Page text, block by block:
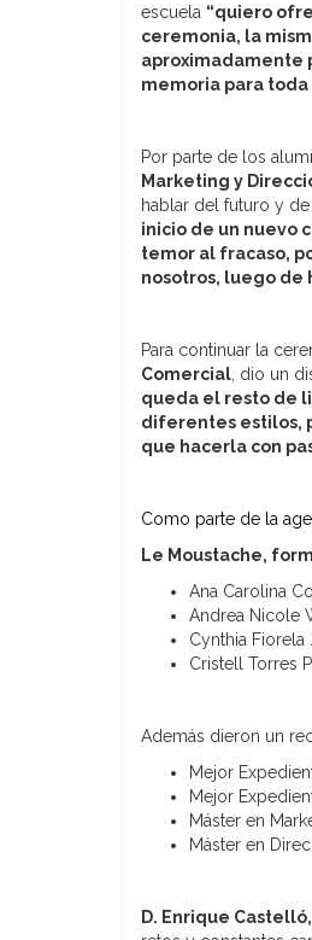
escuela “quiero
ceremonia, la
aproximadamente
memoria para toda
Por parte de los
Marketing y
hablar del futuro y
inicio de un nuevo
temor al fracaso,
nosotros, luego de
Para continuar la
Comercial , dio un
queda el resto de
diferentes estilos,
que hacerla con
Como parte de la
Le Moustache,
Ana Carolina
Andrea Nicole
Cynthia Fiorela
Cristell Torres
Además dieron un
Mejor
Mejor
Máster en
Máster en
D. Enrique